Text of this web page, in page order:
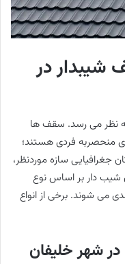
شیبدار در
نظر می رسد. سقف ها
منحصربه فردی هستند؛
جغرافیایی سازه موردنظر،
شیب دار بر اساس نوع
می شوند. برخی از انواع
شهر خلیفان